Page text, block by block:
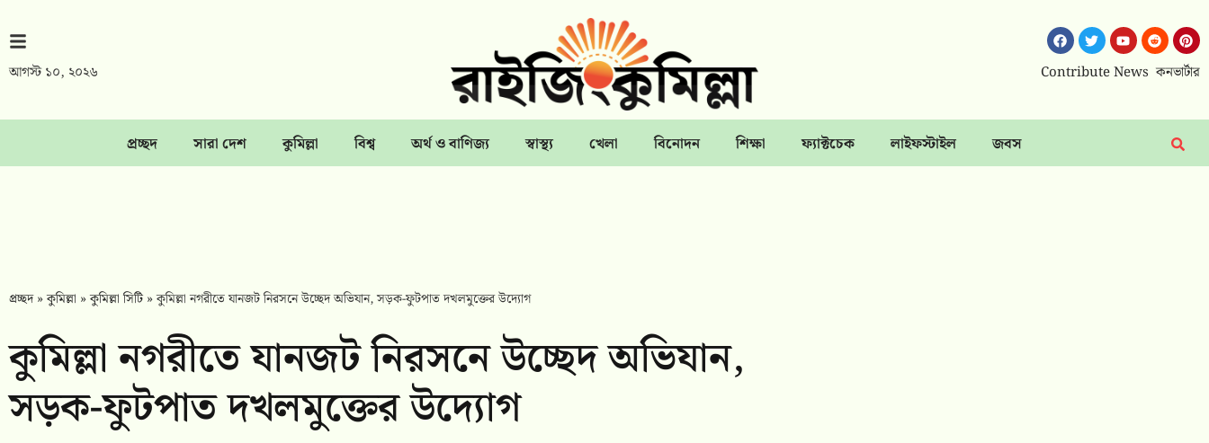
আগস্ট ১০, ২০২৬ Contribute News কনভার্টার
প্রচ্ছদ সারা দেশ কুমিল্লা বিশ্ব অর্থ ও বাণিজ্য স্বাস্থ্য খেলা বিনোদন শিক্ষা ফ্যাক্টচেক লাইফস্টাইল জবস
প্রচ্ছদ»কুমিল্লা »কুমিল্লা সিটি »কুমিল্লা নগরীতে যানজট নিরসনে উচ্ছেদ অভিযান, সড়ক-ফুটপাত দখলমুক্তের উদ্যোগ
কুমিল্লা নগরীতে যানজট নিরসনে উচ্ছেদ অভিযান,
সড়ক-ফুটপাত দখলমুক্তের উদ্যোগ